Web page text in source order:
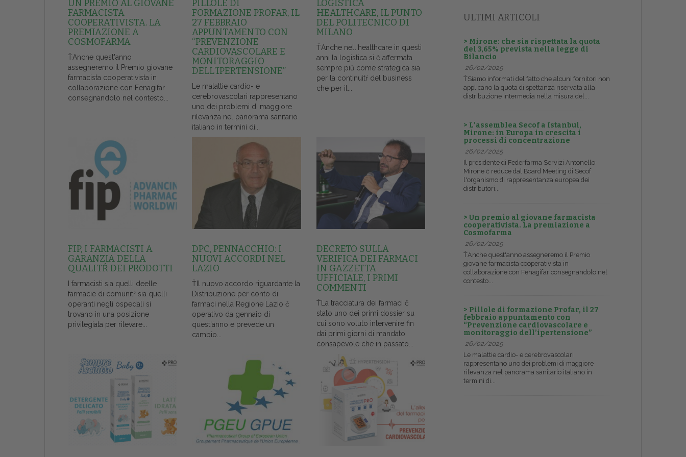
UN PREMIO AL GIOVANE
FARMACISTA
COOPERATIVISTA. LA
PREMIAZIONE A
COSMOFARMA
ŤAnche quest'anno
assegneremo il Premio giovane
farmacista cooperativista in
collaborazione con Fenagifar
consegnandolo nel contesto...
PILLOLE DI
FORMAZIONE PROFAR, IL
27 FEBBRAIO
APPUNTAMENTO CON
“PREVENZIONE
CARDIOVASCOLARE E
MONITORAGGIO
DELL’IPERTENSIONE”
Le malattie cardio- e
cerebrovascolari rappresentano
uno dei problemi di maggiore
rilevanza nel panorama sanitario
italiano in termini di...
LOGISTICA
HEALTHCARE, IL PUNTO
DEL POLITECNICO DI
MILANO
ŤAnche nell'healthcare in questi
anni la logistica si č affermata
sempre piů come strategica sia
per la continuitŕ del business
che per il...
FIP, I FARMACISTI A
GARANZIA DELLA
QUALITŔ DEI PRODOTTI
I farmacisti sia quelli deelle
farmacie di comunitŕ sia quelli
operanti negli ospedali si
trovano in una posizione
privilegiata per rilevare...
DPC, PENNACCHIO: I
NUOVI ACCORDI NEL
LAZIO
ŤIl nuovo accordo riguardante la
Distribuzione per conto di
farmaci nella Regione Lazio č
operativo da gennaio di
quest'anno e prevede un
cambio...
DECRETO SULLA
VERIFICA DEI FARMACI
IN GAZZETTA
UFFICIALE, I PRIMI
COMMENTI
ŤLa tracciatura dei farmaci č
stato uno dei primi dossier su
cui sono voluto intervenire fin
dai primi giorni di mandato
consapevole che in passato...
ULTIMI ARTICOLI
> Mirone: che sia rispettata la quota
del 3,65% prevista nella legge di
Bilancio
26/02/2025
ŤSiamo informati del fatto che alcuni fornitori non
applicano la quota di spettanza riservata alla
distribuzione intermedia nella misura del...
> L’assemblea Secof a Istanbul,
Mirone: in Europa in crescita i
processi di concentrazione
26/02/2025
Il presidente di Federfarma Servizi Antonello
Mirone č reduce dal Board Meeting di Secof
l'organismo di rappresentanza europea dei
distributori...
> Un premio al giovane farmacista
cooperativista. La premiazione a
Cosmofarma
26/02/2025
ŤAnche quest'anno assegneremo il Premio
giovane farmacista cooperativista in
collaborazione con Fenagifar consegnandolo nel
contesto...
> Pillole di formazione Profar, il 27
febbraio appuntamento con
“Prevenzione cardiovascolare e
monitoraggio dell’ipertensione”
26/02/2025
Le malattie cardio- e cerebrovascolari
rappresentano uno dei problemi di maggiore
rilevanza nel panorama sanitario italiano in
termini di...